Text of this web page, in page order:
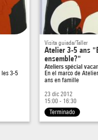
Noël
l’atelier propose
du dessin. Des artistes
du dessin
aux outils les plus
les 3-5
Visita guiada/Taller
Atelier 3-5 ans
ensemble?"
Ateliers spécial
En el marco de
ans en famille
23 dic 2012
15:00 - 16:30
Terminado